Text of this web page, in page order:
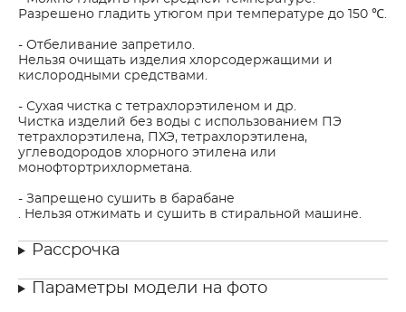
Разрешено гладить утюгом при температуре до 150 ℃.
- Отбеливание запретило.
Нельзя очищать изделия хлорсодержащими и
кислородными средствами.
- Сухая чистка с тетрахлорэтиленом и др.
Чистка изделий без воды с использованием ПЭ
тетрахлорэтилена, ПХЭ, тетрахлорэтилена,
углеводородов хлорного этилена или
монофтортрихлорметана.
- Запрещено сушить в барабане
. Нельзя отжимать и сушить в стиральной машине.
Рассрочка
Параметры модели на фото